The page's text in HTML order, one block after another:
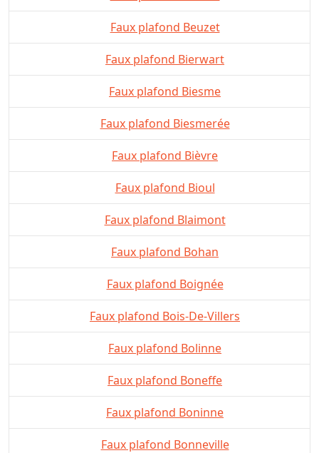
Faux plafond Beuzet
Faux plafond Bierwart
Faux plafond Biesme
Faux plafond Biesmerée
Faux plafond Bièvre
Faux plafond Bioul
Faux plafond Blaimont
Faux plafond Bohan
Faux plafond Boignée
Faux plafond Bois-De-Villers
Faux plafond Bolinne
Faux plafond Boneffe
Faux plafond Boninne
Faux plafond Bonneville